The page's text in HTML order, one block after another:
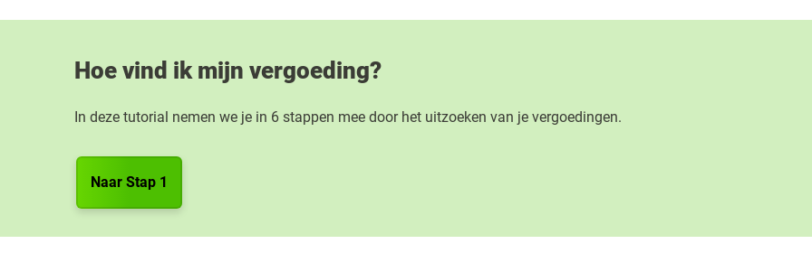
Hoe vind ik mijn vergoeding?
In deze tutorial nemen we je in 6 stappen mee door het uitzoeken van je vergoedingen.
Naar Stap 1